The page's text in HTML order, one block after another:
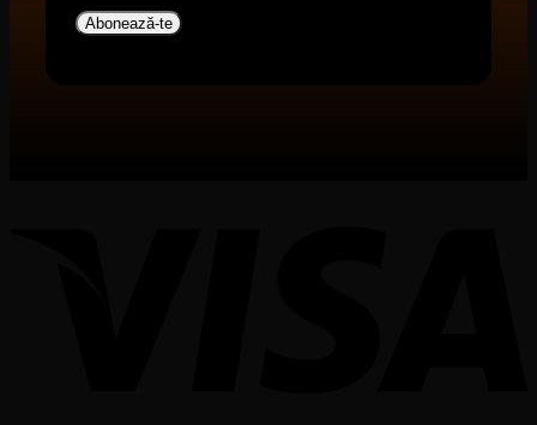
Abonează-te